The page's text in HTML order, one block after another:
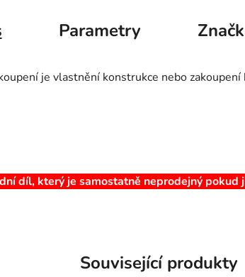
Parametry
je vlastnění konstrukce nebo
díl, který je samostatně neprodejný
Související produkty